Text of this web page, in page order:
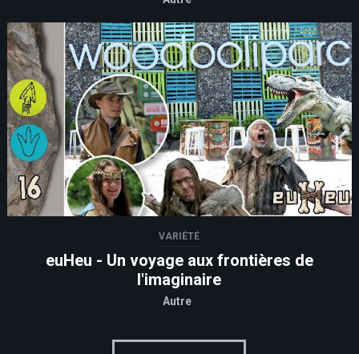
VARIÉTÉ
euHeu - Un voyage aux frontières de
l'imaginaire
Autre